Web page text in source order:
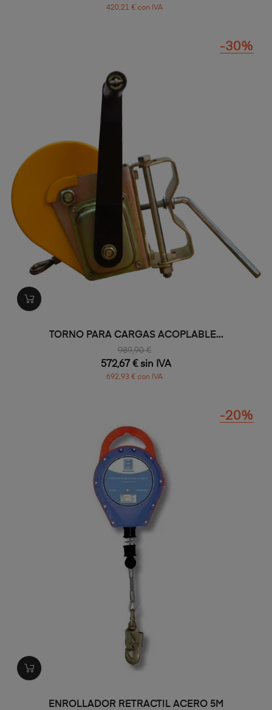
420,21 € con IVA
TORNO PARA CARGAS ACOPLABLE...
989,90 €
-30%
572,67 € sin IVA
692,93 € con IVA
ENROLLADOR RETRACTIL ACERO 5M
-20%